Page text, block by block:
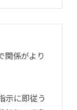
関係がより
示に即従う